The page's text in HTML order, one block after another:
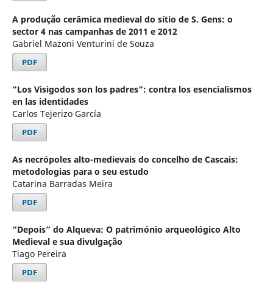
A produção cerâmica medieval do sítio de S. Gens: o
sector 4 nas campanhas de 2011 e 2012
Gabriel Mazoni Venturini de Souza
PDF
“Los Visigodos son los padres”: contra los esencialismos
en las identidades
Carlos Tejerizo García
PDF
As necrópoles alto-medievais do concelho de Cascais:
metodologias para o seu estudo
Catarina Barradas Meira
PDF
“Depois” do Alqueva: O património arqueológico Alto
Medieval e sua divulgação
Tiago Pereira
PDF